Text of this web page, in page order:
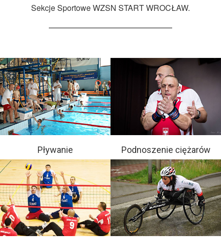
Sekcje Sportowe WZSN START WROCŁAW.
Pływanie Podnoszenie ciężarów